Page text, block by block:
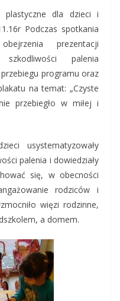
dla dzieci i
Podczas spotkania
prezentacji
palenia
programu oraz
na temat: „Czyste
przebiegło w miłej i
usystematyzowały
palenia i dowiedziały
się, w obecności
rodziców i
więzi rodzinne,
a domem.